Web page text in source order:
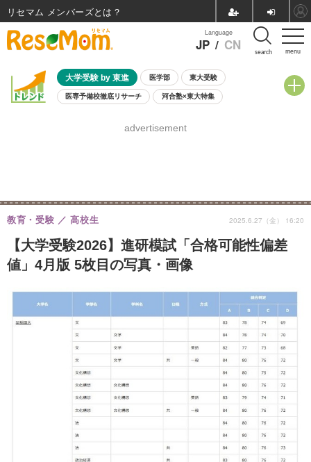
menu
Language
JP / CN search
大学受験 by 東進 医学部 東大受験
医専予備校徹底リサーチ 河合塾×東大特集
8月開催学校説明会・相談会
advertisement
【大学受験2026】進研模試「合格可能性偏差
値」4月版 5枚目の写真・画像
教育・受験 高校生 2025.6.27（金） 16:20
リセマム メンバーズ